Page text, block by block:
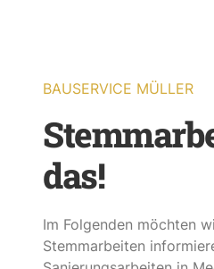
BAUSERVICE MÜLLER
das!
Im Folgenden möchten
Stemmarbeiten